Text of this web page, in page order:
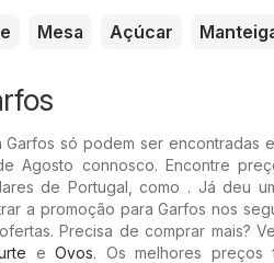
Mesa Açúcar
Garfos só podem ser encontradas
Agosto connosco. Encontre
de Portugal, como . Já deu
a promoção para Garfos nos
Precisa de comprar mais?
eOvos. Os melhores preços